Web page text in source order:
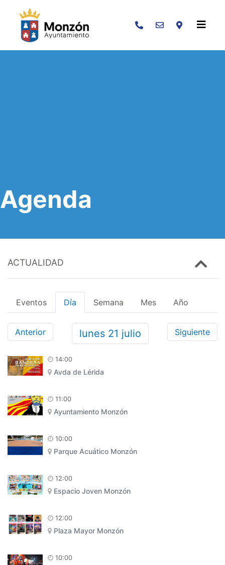
Buscar
Agenda
ACTUALIDAD
Eventos Día Semana Mes Año
Anterior lunes 21 julio Siguiente
14:00
Avda de Lérida
11:00
Ayuntamiento Monzón
10:00
Parque Acuático Monzón
12:00
Espacio Joven Monzón
12:00
Plaza Mayor Monzón
10:00